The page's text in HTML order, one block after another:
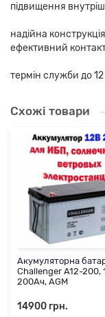
підвищення
надійна
ефективний контакт
термін служби до 12
Схожі товари
Акумуляторна
Challenger A12-200,
200Ач, AGM
14900 грн.